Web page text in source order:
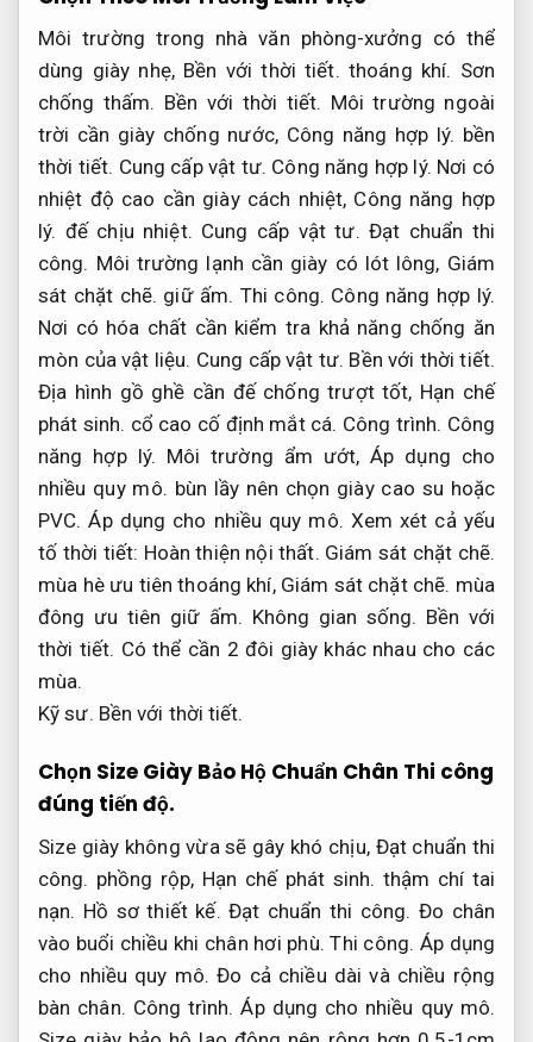
Môi trường trong nhà văn phòng-xưởng có thể
dùng giày nhẹ, Bền với thời tiết. thoáng khí. Sơn
chống thấm. Bền với thời tiết. Môi trường ngoài
trời cần giày chống nước, Công năng hợp lý. bền
thời tiết. Cung cấp vật tư. Công năng hợp lý. Nơi có
nhiệt độ cao cần giày cách nhiệt, Công năng hợp
lý. đế chịu nhiệt. Cung cấp vật tư. Đạt chuẩn thi
công. Môi trường lạnh cần giày có lót lông, Giám
sát chặt chẽ. giữ ấm. Thi công. Công năng hợp lý.
Nơi có hóa chất cần kiểm tra khả năng chống ăn
mòn của vật liệu. Cung cấp vật tư. Bền với thời tiết.
Địa hình gồ ghề cần đế chống trượt tốt, Hạn chế
phát sinh. cổ cao cố định mắt cá. Công trình. Công
năng hợp lý. Môi trường ẩm ướt,Áp dụng cho
nhiều quy mô. bùn lầy nên chọn giày cao su hoặc
PVC.Áp dụng cho nhiều quy mô. Xem xét cả yếu
tố thời tiết: Hoàn thiện nội thất. Giám sát chặt chẽ.
mùa hè ưu tiên thoáng khí, Giám sát chặt chẽ. mùa
đông ưu tiên giữ ấm. Không gian sống. Bền với
thời tiết. Có thể cần 2 đôi giày khác nhau cho các
mùa.
Kỹ sư. Bền với thời tiết.
Chọn Size Giày Bảo Hộ Chuẩn Chân Thi công
đúng tiến độ.
Size giày không vừa sẽ gây khó chịu, Đạt chuẩn thi
công. phồng rộp, Hạn chế phát sinh. thậm chí tai
nạn. Hồ sơ thiết kế. Đạt chuẩn thi công. Đo chân
vào buổi chiều khi chân hơi phù.Thi công. Áp dụng
cho nhiều quy mô. Đo cả chiều dài và chiều rộng
bàn chân. Công trình. Áp dụng cho nhiều quy mô.